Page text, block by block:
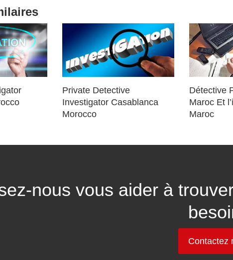
Private Detective
Investigator Casablanca
Morocco
Détective
Maroc Et
Maroc
nous vous aider à
Contactez